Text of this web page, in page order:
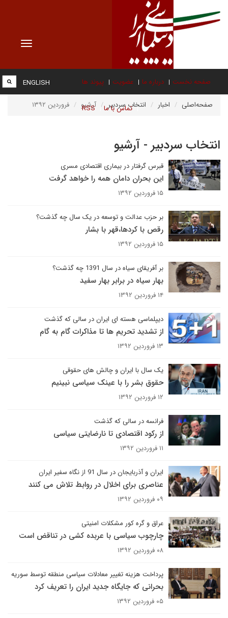
Toggle
صفحه نخست درباره ما عضویت پیوند ها
تماس با ما RSS
ENGLISH
صفحه‌اصلی اخبار انتخاب سردبیر آرشیو فروردین ۱۳۹۲
انتخاب سردبیر - آرشیو
قبرس گرفتار در بیماری اقتصادی مسری
این بحران دامان همه را خواهد گرفت
۱۵ فروردین ۱۳۹۲
بر حزب عدالت و توسعه در یک سال چه گذشت؟
رقص با کردها،قهر با بشار
۱۵ فروردین ۱۳۹۲
بر آفریقای سیاه در سال 1391 چه گذشت؟
بهار سیاه در برابر بهار سفید
۱۴ فروردین ۱۳۹۲
دیپلماسی هسته ای ایران در سالی که گذشت
از تشدید تحریم ها تا مذاکرات گام به گام
۱۳ فروردین ۱۳۹۲
یک سال با ایران و چالش های حقوقی
حقوق بشر را با عینک سیاسی نبینیم
۱۲ فروردین ۱۳۹۲
فرانسه در سالی که گذشت
از رکود اقتصادی تا نارضایتی سیاسی
۱۱ فروردین ۱۳۹۲
ایران و آذربایجان در سال 91 از نگاه سفیر ایران
عناصری برای اخلال در روابط تلاش می کنند
۰۹ فروردین ۱۳۹۲
عراق و گره کور مشکلات امنیتی
چارچوب سیاسی با عربده کشی در تناقض است
۰۸ فروردین ۱۳۹۲
پرداخت هزینه تغییر معادلات سیاسی منطقه توسط سوریه
بحرانی که جایگاه جدید ایران را تعریف کرد
۰۵ فروردین ۱۳۹۲